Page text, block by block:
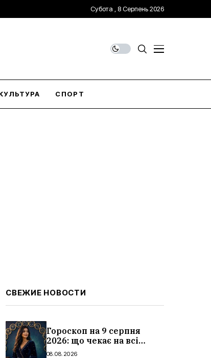
Субота , 8 Серпень 2026
СПОРТ
СВЕЖИЕ НОВОСТИ
Гороскоп на 9 серпня
2026: що чекає на всі
знаки зодіаку
08.08.2026